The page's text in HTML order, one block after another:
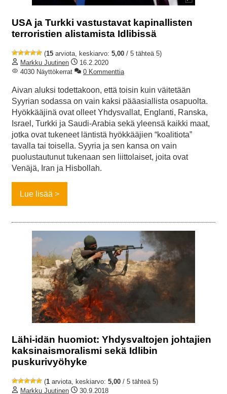
USA ja Turkki vastustavat kapinallisten
terroristien alistamista Idlibissä
(15 arviota, keskiarvo: 5,00 / 5 tähteä 5)
Markku Juutinen
16.2.2020
4030 Näyttökerrat
0 Kommenttia
Aivan aluksi todettakoon, että toisin kuin väitetään
Syyrian sodassa on vain kaksi pääasiallista osapuolta.
Hyökkääjinä ovat olleet Yhdysvallat, Englanti, Ranska,
Israel, Turkki ja Saudi-Arabia sekä yleensä kaikki maat,
jotka ovat tukeneet läntistä hyökkääjien “koalitiota”
tavalla tai toisella. Syyria ja sen kansa on vain
puolustautunut tukenaan sen liittolaiset, joita ovat
Venäjä, Iran ja Hisbollah.
Lue lisää
Lähi-idän huomiot: Yhdysvaltojen johtajien
kaksinaismoralismi sekä Idlibin
puskurivyöhyke
(1 arviota, keskiarvo: 5,00 / 5 tähteä 5)
Markku Juutinen
30.9.2018